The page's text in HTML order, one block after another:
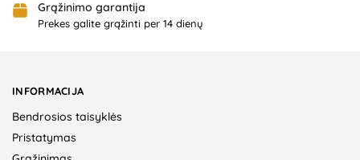
Grąžinimo garantija
Prekes galite grąžinti per 14 dienų
INFORMACIJA
Bendrosios taisyklės
Pristatymas